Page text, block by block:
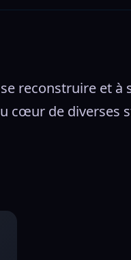
reconstruire et à
cœur de diverses